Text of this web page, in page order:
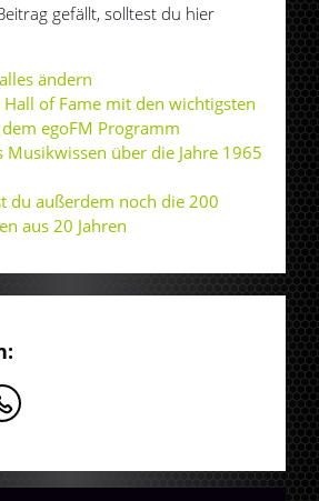
gefällt, solltest du hier
ändern
Hall of Fame mit den wichtigsten
egoFM Programm
Musikwissen über die Jahre 1965
du außerdem noch die 200
aus 20 Jahren